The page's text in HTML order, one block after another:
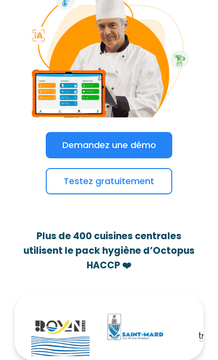
Demandez une démo
Testez gratuitement
Plus de 400 cuisines centrales
utilisent le pack hygiène d’Octopus
HACCP❤️